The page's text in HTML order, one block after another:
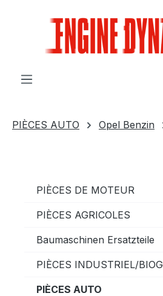
PIÈCES AUTO Opel Benzin
PIÈCES DE MOTEUR
PIÈCES AGRICOLES
Baumaschinen Ersatzteile
PIÈCES INDUSTRIEL/
PIÈCES AUTO